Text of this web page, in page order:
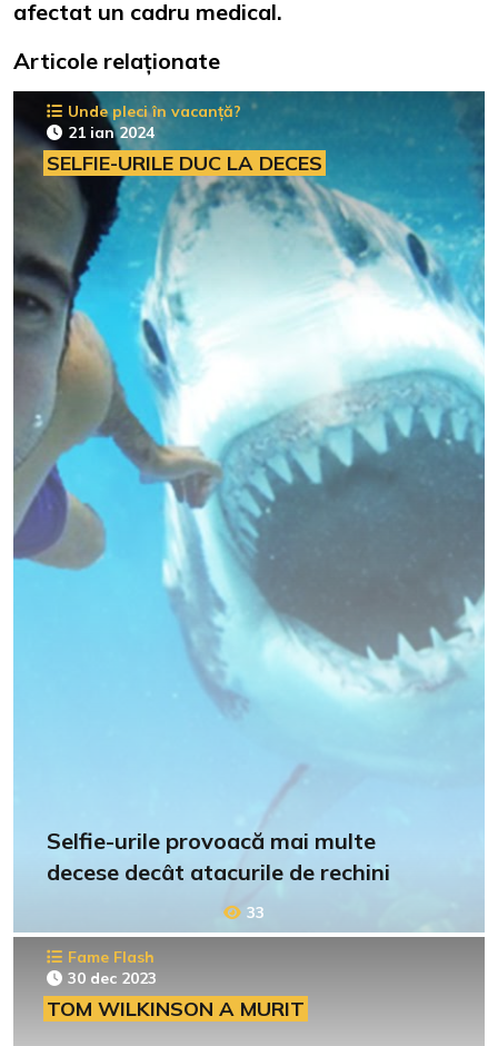
afectat un cadru medical.
Articole relaționate
Unde pleci în vacanță?
21 ian 2024
SELFIE-URILE DUC LA DECES
Selfie-urile provoacă mai multe
decese decât atacurile de rechini
33
Fame Flash
30 dec 2023
TOM WILKINSON A MURIT